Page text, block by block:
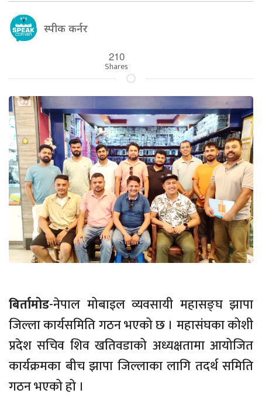
स्पीक कर्नर
210
Shares
बिर्तामोड-नेपाल मोबाइल व्यवसायी महासङ्घ झापा
जिल्ला कार्यसमिति गठन भएको छ । महासंघका कोशी
प्रदेश सचिव शिव खतिवडाको अध्यक्षतामा आयोजित
कार्यक्रमका बीच झापा जिल्लाका लागि तदर्थ समिति
गठन भएको हो ।